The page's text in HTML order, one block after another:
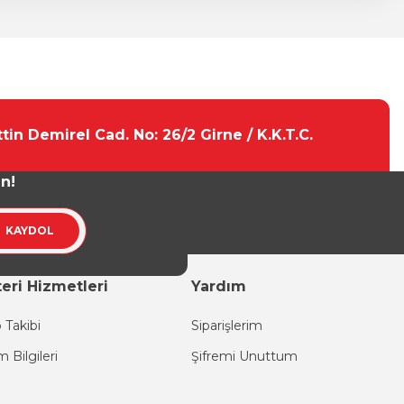
Demirel Cad. No: 26/2 Girne / K.K.T.C.
KAYDOL
Hizmetleri
Takibi
Bilgileri
Yardım
Siparişlerim
Şifremi Unuttum